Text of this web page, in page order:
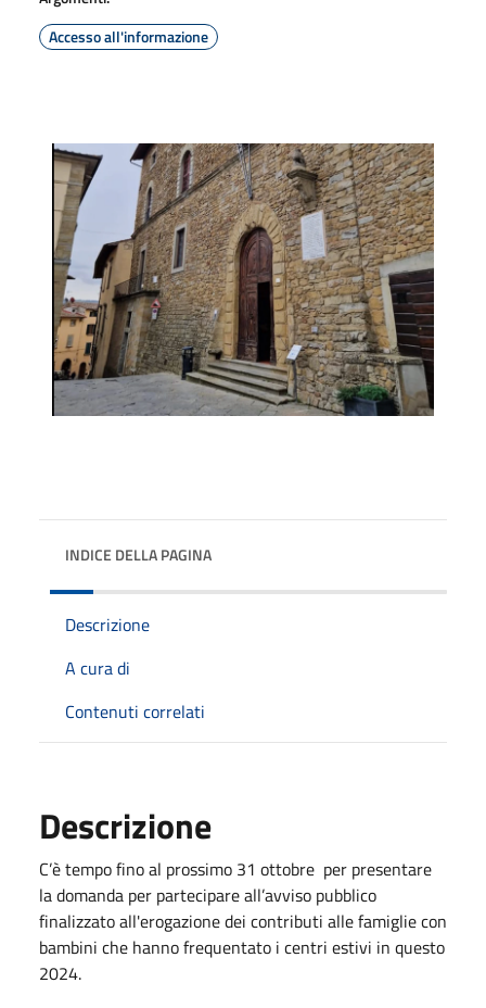
Accesso all'informazione
INDICE DELLA PAGINA
Descrizione
A cura di
Contenuti correlati
Descrizione
C’è tempo fino al prossimo 31 ottobre per presentare
la domanda per partecipare all’avviso pubblico
finalizzato all'erogazione dei contributi alle famiglie con
bambini che hanno frequentato i centri estivi in questo
2024.